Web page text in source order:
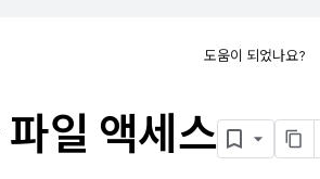
도움이 되었나요?
일 액세스